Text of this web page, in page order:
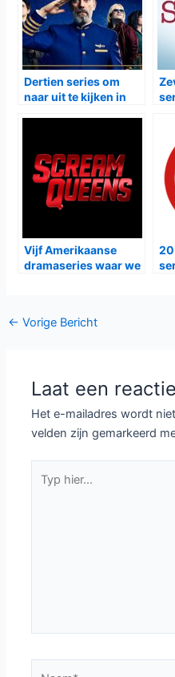
Dertien series om
naar uit te kijken in
Vijf Amerikaanse
dramaseries waar we
20
Bericht
← Vorige Bericht
Laat een
Het e-mailadres wordt
velden zijn gemarkeerd
hier...